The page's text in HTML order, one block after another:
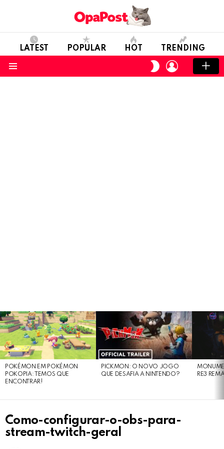
LATEST POPULAR HOT TRENDING
SWITCH
SKIN
LOGIN
LATEST
STORIES
POKÉMON EM POKÉMON
POKOPIA: TEMOS QUE
ENCONTRAR!
PICKMON: O NOVO JOGO
QUE DESAFIA A NINTENDO?
RE3
Como-configurar-o-obs-para-
stream-twitch-geral